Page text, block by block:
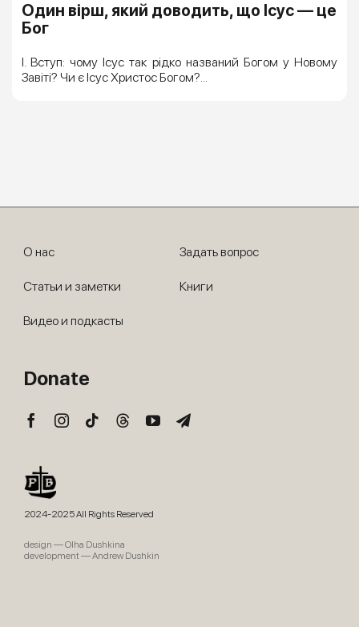
Один вірш, який доводить, що Ісус — це
Бог
I. Вступ: чому Ісус так рідко названий Богом у Новому
Завіті? Чи є Ісус Христос Богом?...
2024-2025 All Rights Reserved
design — Olha Dushkina
development — Andrew Dushkin
О нас
Статьи и заметки
Видео и подкасты
Задать вопрос
Книги
Donate